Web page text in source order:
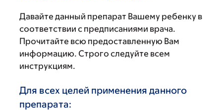
Давайте данный препарат Вашему ребенку в
соответствии с предписаниями врача.
Прочитайте всю предоставленную Вам
информацию. Строго следуйте всем
инструкциям.
Для всех целей применения данного
препарата: